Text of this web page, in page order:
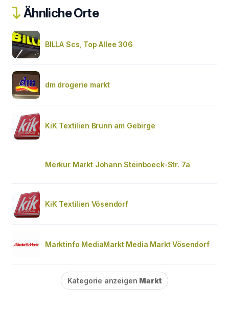
Ähnliche Orte
BILLA Scs, Top Allee 306
dm drogerie markt
KiK Textilien Brunn am Gebirge
Merkur Markt Johann Steinboeck-Str. 7a
KiK Textilien Vösendorf
Marktinfo MediaMarkt Media Markt Vösendorf
Kategorie anzeigen Markt